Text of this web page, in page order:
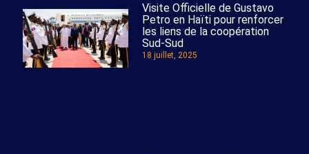
Visite Officielle de Gustavo
Petro en Haïti pour renforcer
les liens de la coopération
Sud-Sud
18 juillet, 2025